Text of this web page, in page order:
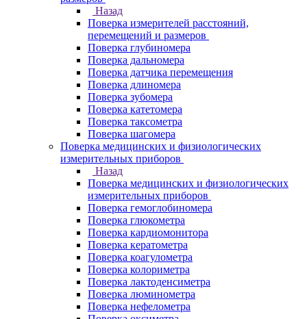
Назад
Поверка измерителей расстояний,
перемещений и размеров
Поверка глубиномера
Поверка дальномера
Поверка датчика перемещения
Поверка длиномера
Поверка зубомера
Поверка катетомера
Поверка таксометра
Поверка шагомера
Поверка медицинских и физиологических
измерительных приборов
Назад
Поверка медицинских и физиологических
измерительных приборов
Поверка гемоглобиномера
Поверка глюкометра
Поверка кардиомонитора
Поверка кератометра
Поверка коагулометра
Поверка колориметра
Поверка лактоденсиметра
Поверка люминометра
Поверка нефелометра